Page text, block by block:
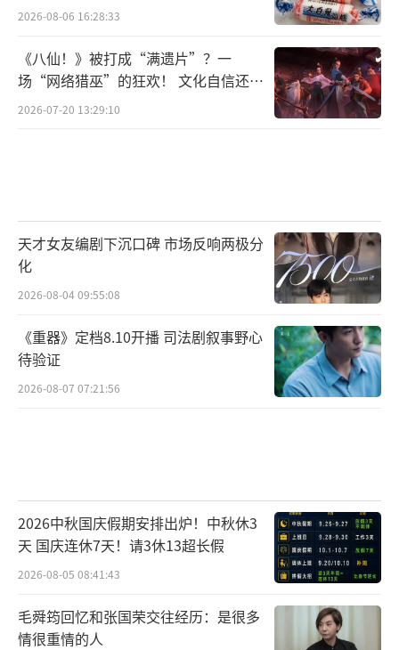
2026-08-06 16:28:33
《八仙！》被打成“满遗片”？一
场“网络猎巫”的狂欢！ 文化自信还是
焦虑？
2026-07-20 13:29:10
天才女友编剧下沉口碑 市场反响两极分
化
2026-08-04 09:55:08
《重器》定档8.10开播 司法剧叙事野心
待验证
2026-08-07 07:21:56
2026中秋国庆假期安排出炉！中秋休3
天 国庆连休7天！请3休13超长假
2026-08-05 08:41:43
毛舜筠回忆和张国荣交往经历：是很多
情很重情的人